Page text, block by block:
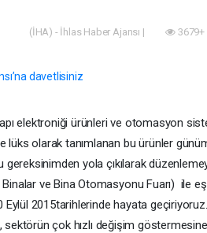
(İHA) - İhlas Haber Ajansı |
elektroniği ürünleri ve otomasyon
lüks olarak tanımlanan bu ürünler
yola çıkılarak
Binalar ve Bina Otomasyonu Fuarı) ile
Eylül 2015tarihlerinde hayata
sektörün çok hızlı değişim